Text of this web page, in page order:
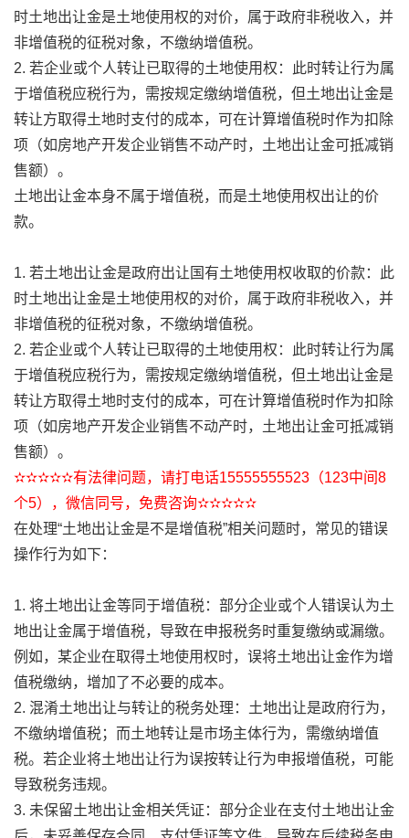
时土地出让金是土地使用权的对价，属于政府非税收入，并
非增值税的征税对象，不缴纳增值税。
2. 若企业或个人转让已取得的土地使用权：此时转让行为属
于增值税应税行为，需按规定缴纳增值税，但土地出让金是
转让方取得土地时支付的成本，可在计算增值税时作为扣除
项（如房地产开发企业销售不动产时，土地出让金可抵减销
售额）。
土地出让金本身不属于增值税，而是土地使用权出让的价
款。
1. 若土地出让金是政府出让国有土地使用权收取的价款：此
时土地出让金是土地使用权的对价，属于政府非税收入，并
非增值税的征税对象，不缴纳增值税。
2. 若企业或个人转让已取得的土地使用权：此时转让行为属
于增值税应税行为，需按规定缴纳增值税，但土地出让金是
转让方取得土地时支付的成本，可在计算增值税时作为扣除
项（如房地产开发企业销售不动产时，土地出让金可抵减销
售额）。
✫✫✫✫✫有法律问题，请打电话15555555523（123中间8
个5），微信同号，免费咨询✫✫✫✫✫
在处理“土地出让金是不是增值税”相关问题时，常见的错误
操作行为如下：
1. 将土地出让金等同于增值税：部分企业或个人错误认为土
地出让金属于增值税，导致在申报税务时重复缴纳或漏缴。
例如，某企业在取得土地使用权时，误将土地出让金作为增
值税缴纳，增加了不必要的成本。
2. 混淆土地出让与转让的税务处理：土地出让是政府行为，
不缴纳增值税；而土地转让是市场主体行为，需缴纳增值
税。若企业将土地出让行为误按转让行为申报增值税，可能
导致税务违规。
3. 未保留土地出让金相关凭证：部分企业在支付土地出让金